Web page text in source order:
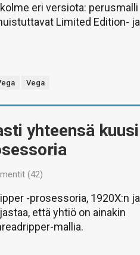
eri versiota: perusmalli
Limited Edition- ja
Vega
yhteensä kuusi
(42)
-prosessoria, 1920X:n ja
että yhtiö on ainakin
mallia.